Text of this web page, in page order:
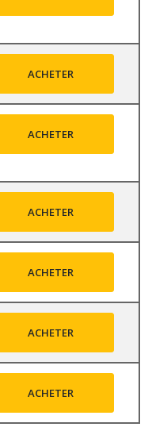
ACHETER
ACHETER
ACHETER
ACHETER
ACHETER
ACHETER